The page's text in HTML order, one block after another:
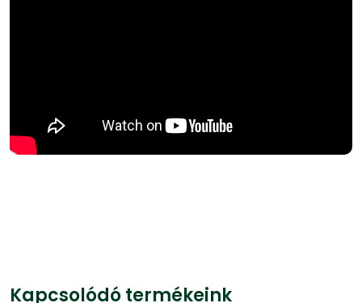
Kapcsolódó termékeink